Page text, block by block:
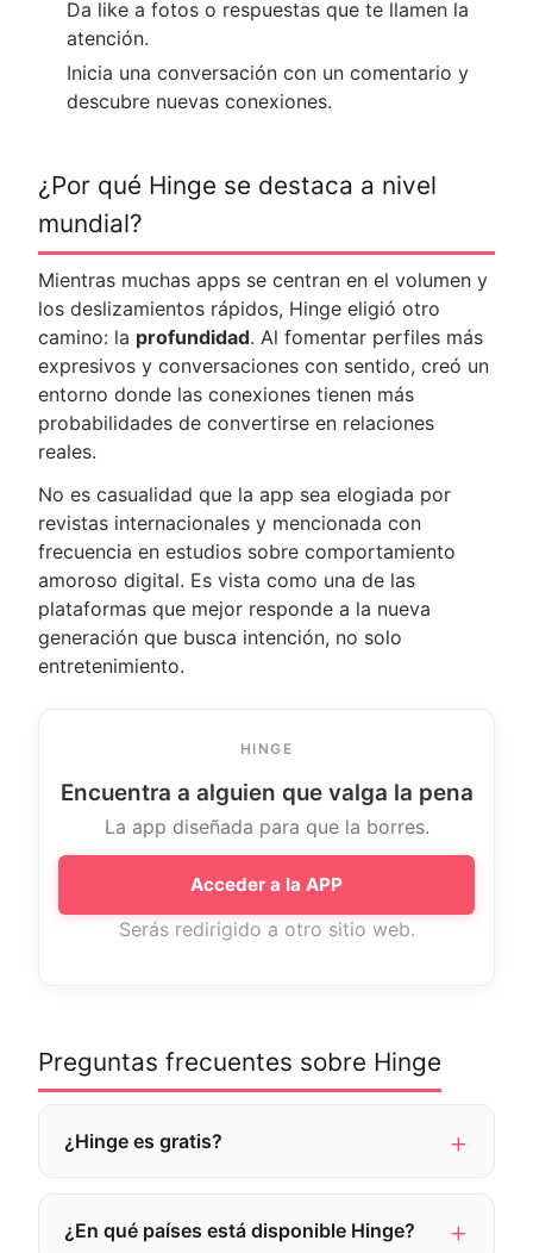
Da like a fotos o respuestas que te llamen la
atención.
Inicia una conversación con un comentario y
descubre nuevas conexiones.
¿Por qué Hinge se destaca a nivel
mundial?
Mientras muchas apps se centran en el volumen y
los deslizamientos rápidos, Hinge eligió otro
camino: la profundidad. Al fomentar perfiles más
expresivos y conversaciones con sentido, creó un
entorno donde las conexiones tienen más
probabilidades de convertirse en relaciones
reales.
No es casualidad que la app sea elogiada por
revistas internacionales y mencionada con
frecuencia en estudios sobre comportamiento
amoroso digital. Es vista como una de las
plataformas que mejor responde a la nueva
generación que busca intención, no solo
entretenimiento.
HINGE
Encuentra a alguien que valga la pena
La app diseñada para que la borres.
Acceder a la APP
Serás redirigido a otro sitio web.
Preguntas frecuentes sobre Hinge
¿Hinge es gratis?
¿En qué países está disponible Hinge?